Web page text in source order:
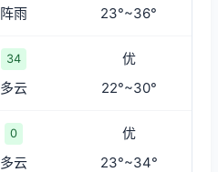
阵雨 23°~36°
34
优
多云 22°~30°
0
优
多云 23°~34°